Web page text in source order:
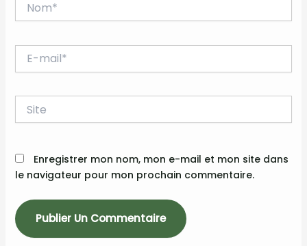
mail*
Enregistrer mon nom, mon e-mail et mon site dans
le navigateur pour mon prochain commentaire.